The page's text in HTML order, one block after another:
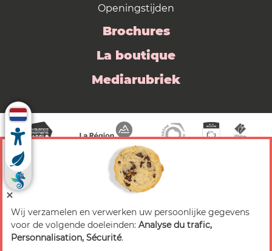
Openingstijden
Brochures
La boutique
Mediarubriek
© 2026 Valence Romans Tourisme — Alle rechten
voorbehouden
Wij verzamelen en verwerken uw persoonlijke gegevens
voor de volgende doeleinden: Analyse du trafic,
Personnalisation, Sécurité.